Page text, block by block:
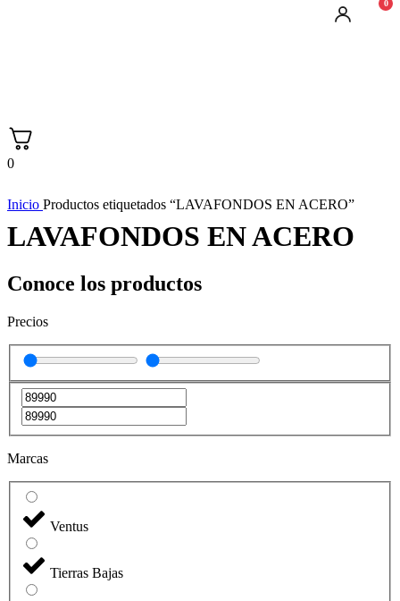
0
0
Inicio Productos etiquetados “LAVAFONDOS EN ACERO”
LAVAFONDOS EN ACERO
Conoce los productos
Precios
Marcas
Ventus
Tierras Bajas